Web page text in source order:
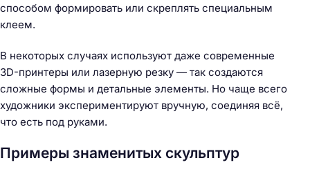
способом формировать или скреплять специальным
клеем.
В некоторых случаях используют даже современные
3D-принтеры или лазерную резку — так создаются
сложные формы и детальные элементы. Но чаще всего
художники экспериментируют вручную, соединяя всё,
что есть под руками.
Примеры знаменитых скульптур